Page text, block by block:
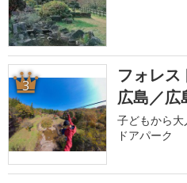
3
フォレス
広島／広
子どもから
ドアパーク